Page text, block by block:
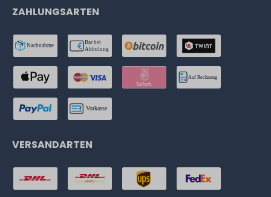
ZAHLUNGSARTEN
VERSANDARTEN